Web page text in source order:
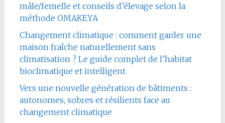
mâle/femelle et conseils d’élevage selon la
méthode OMAKEYA
Changement climatique : comment garder une
maison fraîche naturellement sans
climatisation ? Le guide complet de l’habitat
bioclimatique et intelligent
Vers une nouvelle génération de bâtiments :
autonomes, sobres et résilients face au
changement climatique